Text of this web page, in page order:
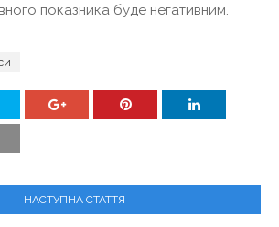
показника буде негативним.
НАСТУПНА СТАТТЯ